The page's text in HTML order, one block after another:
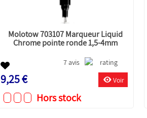
Molotow 703107 Marqueur Liquid
Chrome pointe ronde 1,5-4mm
7 avis
9,25 € Voir
Hors stock